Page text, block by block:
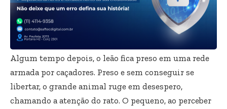
Algum tempo depois, o leão fica preso em uma rede
armada por caçadores. Preso e sem conseguir se
libertar, o grande animal ruge em desespero,
chamando a atenção do rato. O pequeno, ao perceber